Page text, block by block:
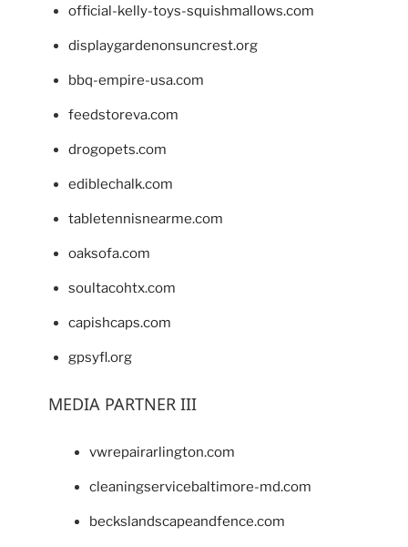
official-kelly-toys-squishmallows.com
displaygardenonsuncrest.org
bbq-empire-usa.com
feedstoreva.com
drogopets.com
ediblechalk.com
tabletennisnearme.com
oaksofa.com
soultacohtx.com
capishcaps.com
gpsyfl.org
MEDIA PARTNER III
vwrepairarlington.com
cleaningservicebaltimore-md.com
beckslandscapeandfence.com